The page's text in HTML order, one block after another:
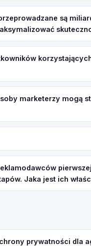
są
marketerzy mogą
Jaka jest ich
prywatności dla